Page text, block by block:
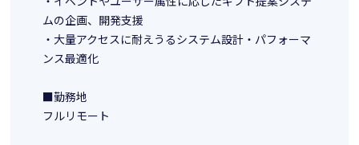
ムの企画、開発支援
・大量アクセスに耐えうるシステム設計・パフォーマ
ンス最適化
■勤務地
フルリモート